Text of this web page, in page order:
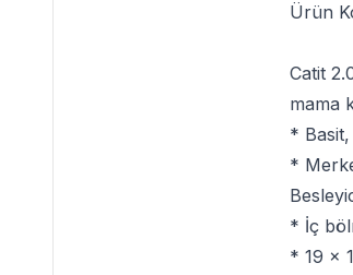
Ürün
Catit
mama
*
*
* İç
* 19 x